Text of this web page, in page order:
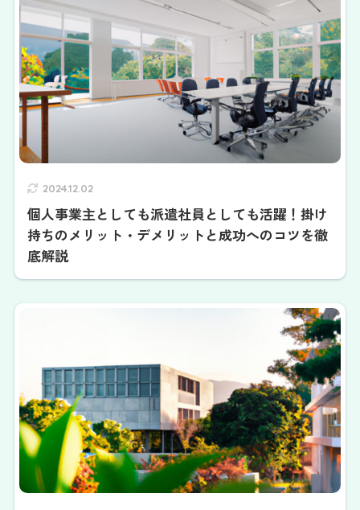
2024.12.02
個人事業主としても派遣社員としても活躍！掛け
持ちのメリット・デメリットと成功へのコツを徹
底解説